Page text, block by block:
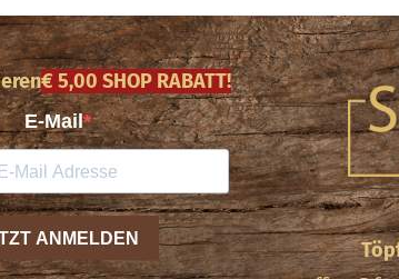
€ 5,00 SHOP RABATT!